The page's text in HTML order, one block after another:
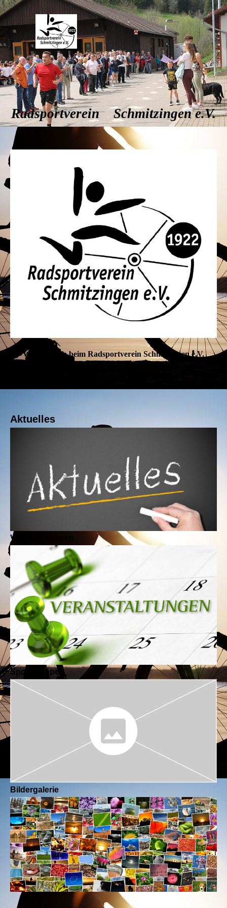
Radsportverein Schmitzingen e.V.
Willkommen beim Radsportverein Schmitzingen e.V.
Aktuelles
Veranstaltungen
Sportgruppen
Bildergalerie